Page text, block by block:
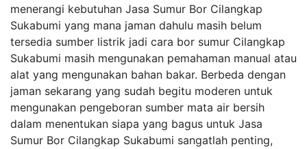
menerangi kebutuhan Jasa Sumur Bor Cilangkap
Sukabumi yang mana jaman dahulu masih belum
tersedia sumber listrik jadi cara bor sumur Cilangkap
Sukabumi masih mengunakan pemahaman manual atau
alat yang mengunakan bahan bakar. Berbeda dengan
jaman sekarang yang sudah begitu moderen untuk
mengunakan pengeboran sumber mata air bersih
dalam menentukan siapa yang bagus untuk Jasa
Sumur Bor Cilangkap Sukabumi sangatlah penting,